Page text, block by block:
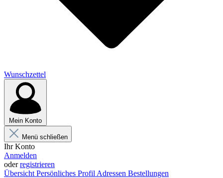
Wunschzettel
Mein Konto
Menü schließen
Ihr Konto
Anmelden
oderregistrieren
Übersicht Persönliches Profil Adressen Bestellungen